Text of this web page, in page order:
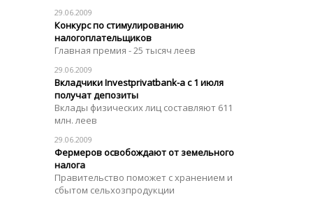
29.06.2009
Конкурс по стимулированию
налогоплательщиков
Главная премия - 25 тысяч леев
29.06.2009
Вкладчики Investprivatbank-а с 1 июля
получат депозиты
Вклады физических лиц составляют 611
млн. леев
29.06.2009
Фермеров освобождают от земельного
налога
Правительство поможет с хранением и
сбытом сельхозпродукции